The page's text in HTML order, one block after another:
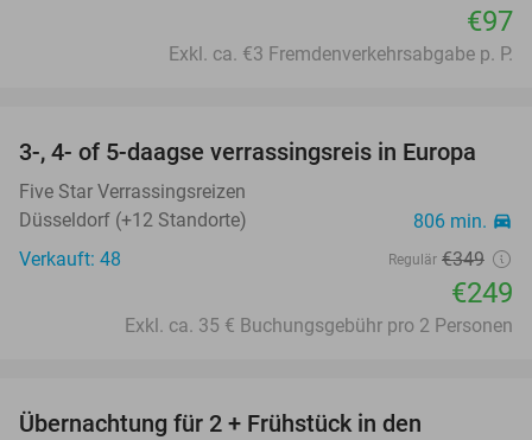
€97
Exkl. ca. €3 Fremdenverkehrsabgabe p. P.
29%
3-, 4- of 5-daagse verrassingsreis in Europa
Five Star Verrassingsreizen
Düsseldorf (+12 Standorte)
806 min. directions_car
Verkauft: 48 Regulär €349
€249
Exkl. ca. 35 € Buchungsgebühr pro 2 Personen
Übernachtung für 2 + Frühstück in den